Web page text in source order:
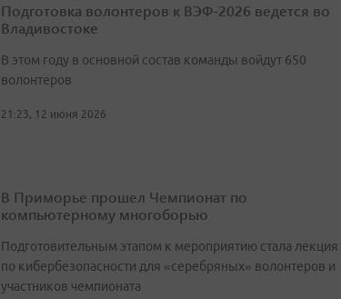
Подготовка волонтеров к ВЭФ-2026 ведется во
Владивостоке
В этом году в основной состав команды войдут 650
волонтеров
21:23, 12 июня 2026
В Приморье прошел Чемпионат по
компьютерному многоборью
Подготовительным этапом к мероприятию стала лекция
по кибербезопасности для «серебряных» волонтеров и
участников чемпионата